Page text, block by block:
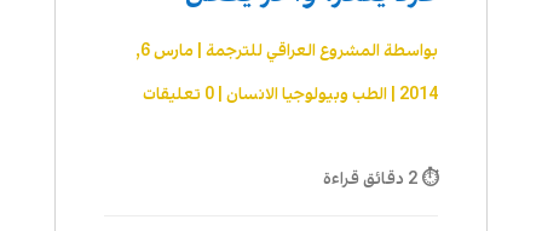
بواسطةالمشروع العراقي للترجمة|
مارس 6,
2014 الطب وبيولوجيا الانسان| 0 تعليقات
⏱ 2 دقائق قراءة